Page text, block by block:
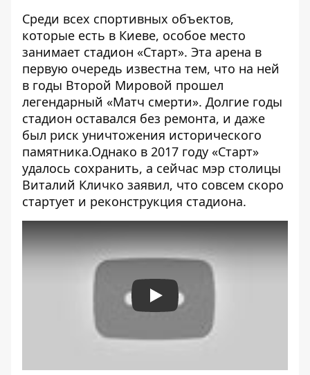
Среди всех спортивных объектов,
которые есть в Киеве, особое место
занимает стадион «Старт». Эта арена в
первую очередь известна тем, что на ней
в годы Второй Мировой прошел
легендарный «Матч смерти». Долгие годы
стадион оставался без ремонта, и даже
был риск уничтожения исторического
памятника.Однако в 2017 году «Старт»
удалось сохранить, а сейчас мэр столицы
Виталий Кличко заявил, что совсем скоро
стартует и реконструкция стадиона.
Play